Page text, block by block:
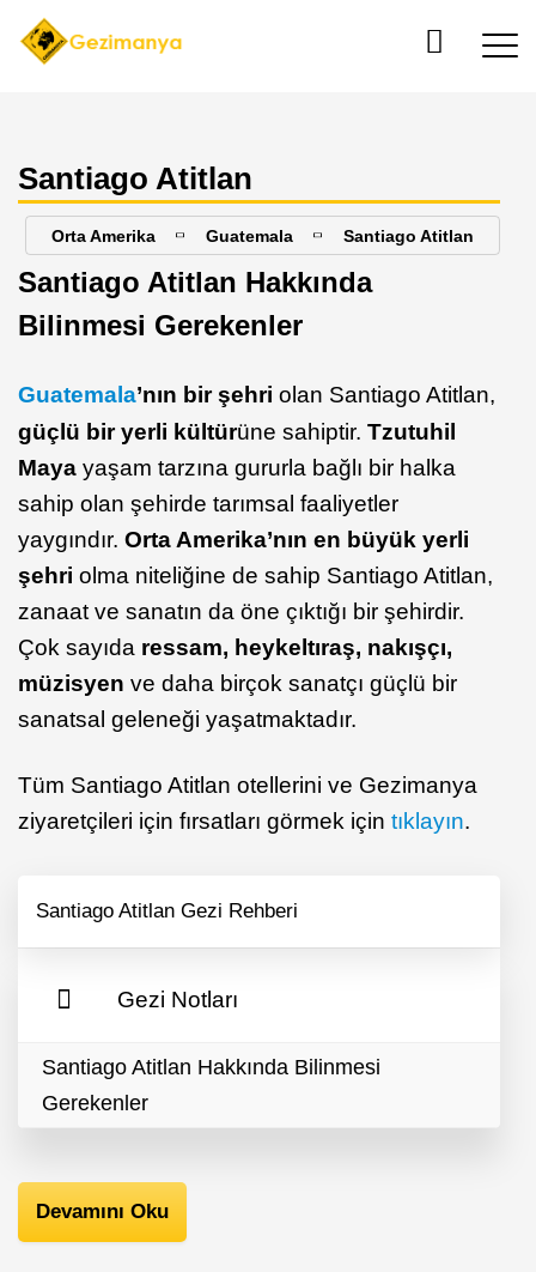
Santiago Atitlan
Orta Amerika Guatemala Santiago Atitlan
Santiago Atitlan Hakkında
Bilinmesi Gerekenler
Guatemala’nın bir şehri olan Santiago Atitlan,
güçlü bir yerli kültürüne sahiptir. Tzutuhil
Maya yaşam tarzına gururla bağlı bir halka
sahip olan şehirde tarımsal faaliyetler
yaygındır. Orta Amerika’nın en büyük yerli
şehri olma niteliğine de sahip Santiago Atitlan,
zanaat ve sanatın da öne çıktığı bir şehirdir.
Çok sayıda ressam, heykeltıraş, nakışçı,
müzisyen ve daha birçok sanatçı güçlü bir
sanatsal geleneği yaşatmaktadır.
Tüm Santiago Atitlan otellerini ve Gezimanya
ziyaretçileri için fırsatları görmek için tıklayın.
Santiago Atitlan Gezi Rehberi
Gezi Notları
Santiago Atitlan Hakkında Bilinmesi
Gerekenler
Devamını Oku